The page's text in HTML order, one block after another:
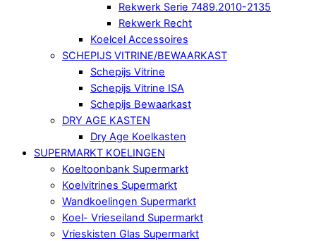
Rekwerk Serie 7489.2010-2135
Rekwerk Recht
Koelcel Accessoires
SCHEPIJS VITRINE/BEWAARKAST
Schepijs Vitrine
Schepijs Vitrine ISA
Schepijs Bewaarkast
DRY AGE KASTEN
Dry Age Koelkasten
SUPERMARKT KOELINGEN
Koeltoonbank Supermarkt
Koelvitrines Supermarkt
Wandkoelingen Supermarkt
Koel- Vrieseiland Supermarkt
Vrieskisten Glas Supermarkt